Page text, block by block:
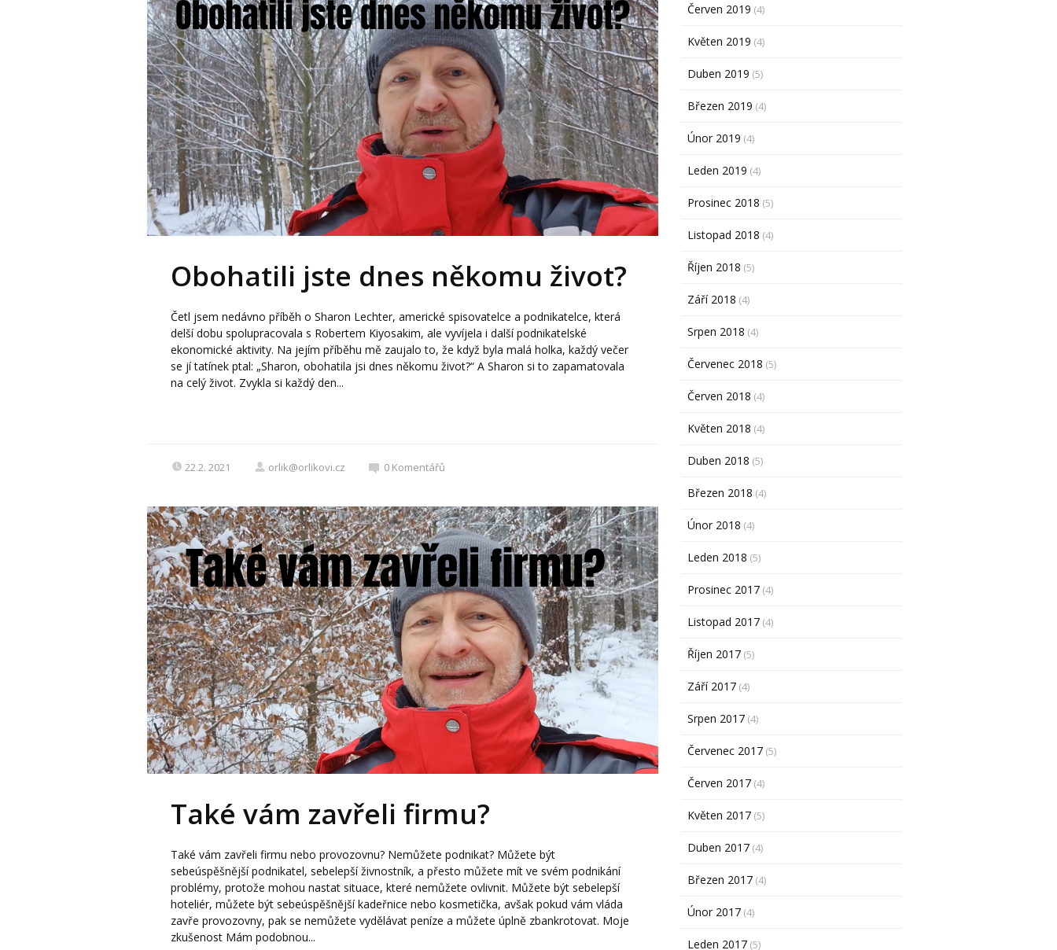
Obohatili jste dnes někomu život?
Četl jsem nedávno příběh o Sharon Lechter, americké spisovatelce a podnikatelce, která
delší dobu spolupracovala s Robertem Kiyosakim, ale vyvíjela i další podnikatelské
ekonomické aktivity. Na jejím příběhu mě zaujalo to, že když byla malá holka, každý večer
se jí tatínek ptal: „Sharon, obohatila jsi dnes někomu život?“ A Sharon si to zapamatovala
na celý život. Zvykla si každý den...
22.2. 2021 orlik@orlikovi.cz 0 Komentářů
Také vám zavřeli firmu?
Také vám zavřeli firmu nebo provozovnu? Nemůžete podnikat? Můžete být
sebeúspěšnější podnikatel, sebelepší živnostník, a přesto můžete mít ve svém podnikání
problémy, protože mohou nastat situace, které nemůžete ovlivnit. Můžete být sebelepší
hoteliér, můžete být sebeúspěšnější kadeřnice nebo kosmetička, avšak pokud vám vláda
zavře provozovny, pak se nemůžete vydělávat peníze a můžete úplně zbankrotovat. Moje
zkušenost Mám podobnou...
Červen 2019 (4)
Květen 2019 (4)
Duben 2019 (5)
Březen 2019 (4)
Únor 2019 (4)
Leden 2019 (4)
Prosinec 2018 (5)
Listopad 2018 (4)
Říjen 2018 (5)
Září 2018 (4)
Srpen 2018 (4)
Červenec 2018 (5)
Červen 2018 (4)
Květen 2018 (4)
Duben 2018 (5)
Březen 2018 (4)
Únor 2018 (4)
Leden 2018 (5)
Prosinec 2017 (4)
Listopad 2017 (4)
Říjen 2017 (5)
Září 2017 (4)
Srpen 2017 (4)
Červenec 2017 (5)
Červen 2017 (4)
Květen 2017 (5)
Duben 2017 (4)
Březen 2017 (4)
Únor 2017 (4)
Leden 2017 (5)